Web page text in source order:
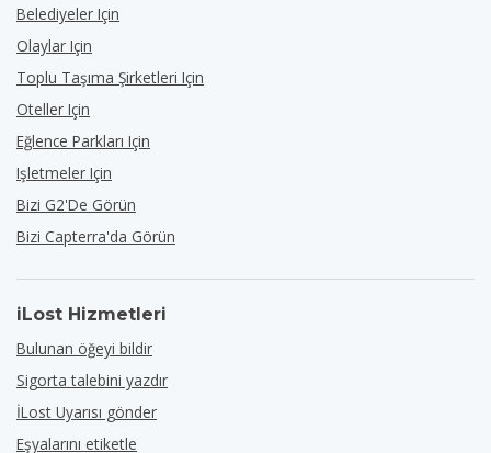
Belediyeler Için
Olaylar Için
Toplu Taşıma Şirketleri Için
Oteller Için
Eğlence Parkları Için
Işletmeler Için
Bizi G2'de Görün
Bizi Capterra'da Görün
iLost Hizmetleri
Bulunan öğeyi bildir
Sigorta talebini yazdır
İLost Uyarısı gönder
Eşyalarını etiketle